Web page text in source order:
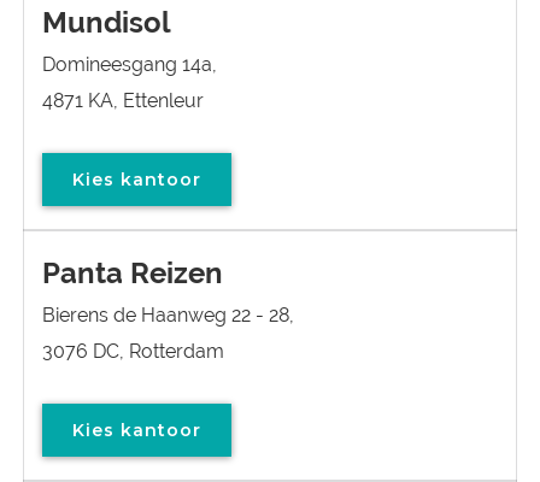
Mundisol
Domineesgang 14a,
4871 KA, Ettenleur
Kies kantoor
Panta Reizen
Bierens de Haanweg 22 - 28,
3076 DC, Rotterdam
Kies kantoor